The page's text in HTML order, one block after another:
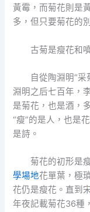
黃霉，而菊花則是
多，但只要菊花的
古菊是瘦花和
自從陶淵明“采
淵明之后七百年，
是菊花，也是酒，
“瘦”的是人，也是
是詩。
菊花的初形是
學場地花單葉，極
花仍是瘦花。直到
年夜記載菊花36種